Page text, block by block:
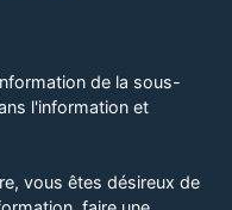
de la sous-
l'information et
vous êtes désireux de